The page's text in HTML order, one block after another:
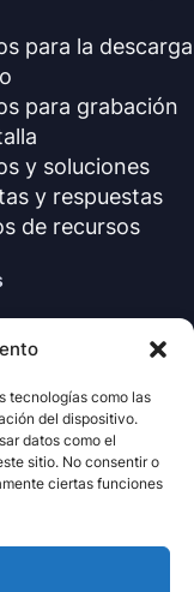
tecnologías como las
del dispositivo.
datos como el
sitio. No consentir o
ciertas funciones
para la descarga
para grabación
y soluciones
y respuestas
de recursos
de reembolso
de licencia (EN)
y condiciones
cookies
los derechos